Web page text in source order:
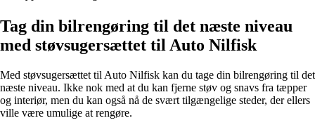
Tag din bilrengøring til det næste niveau
med støvsugersættet til Auto Nilfisk
Med støvsugersættet til Auto Nilfisk kan du tage din bilrengøring til det
næste niveau. Ikke nok med at du kan fjerne støv og snavs fra tæpper
og interiør, men du kan også nå de svært tilgængelige steder, der ellers
ville være umulige at rengøre.